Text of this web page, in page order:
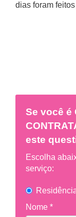
dias foram
Se você é
este
Escolha
serviço:
Nome *